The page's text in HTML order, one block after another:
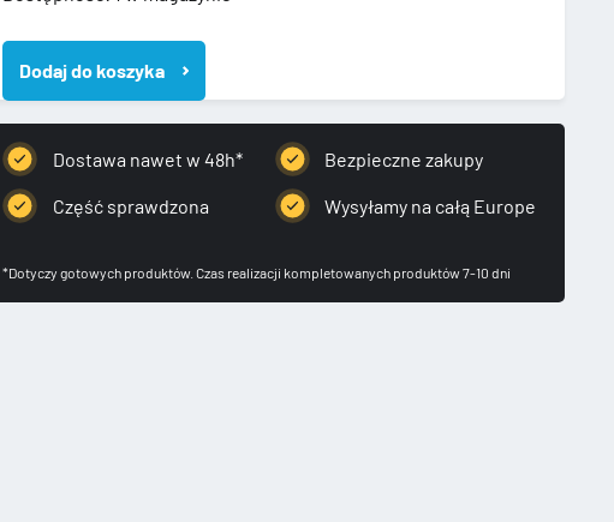
E
TRON
2019-
LUSTERKO
LEWE
ZEWNĘTRZNE
KAMERA
Dodaj do koszyka
Dostawa nawet w 48h*
Część sprawdzona
Bezpieczne zakupy
Wysyłamy na całą Europe
*Dotyczy gotowych produktów. Czas realizacji kompletowanych produktów 7-10 dni